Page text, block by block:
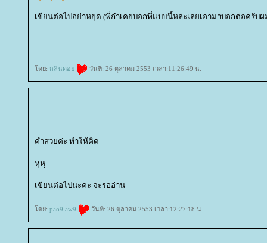
เขียนต่อไปอย่าหยุด (พี่ก๋าเคยบอกพี่แบบนี้หล่ะเลยเอามาบอกต่อครับผ
ดย: กลิ่นดอ วันที่: 26 ตุลาคม 2553 เวลา:11:26:49 น.
คำสวยค่ะ ทำให้คิด
หุหุ
เขียนต่อไปนะคะ จะรออ่าน
ดย: pao9law9 วันที่: 26 ตุลาคม 2553 เวลา:12:27:18 น.